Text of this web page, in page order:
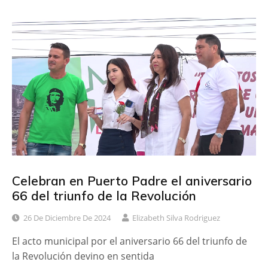
e
b
o
k
t
t
e
r
p
a
r
t
i
r
Celebran en Puerto Padre el aniversario
66 del triunfo de la Revolución
26 De Diciembre De 2024 Elizabeth Silva Rodriguez
El acto municipal por el aniversario 66 del triunfo de
la Revolución devino en sentida